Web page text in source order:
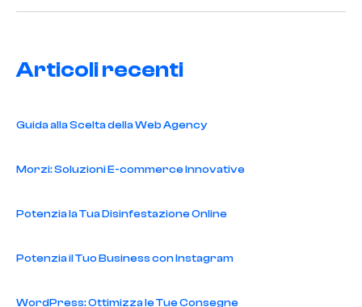
Articoli recenti
Guida alla Scelta della Web Agency
Morzi: Soluzioni E-commerce Innovative
Potenzia la Tua Disinfestazione Online
Potenzia il Tuo Business con Instagram
WordPress: Ottimizza le Tue Consegne